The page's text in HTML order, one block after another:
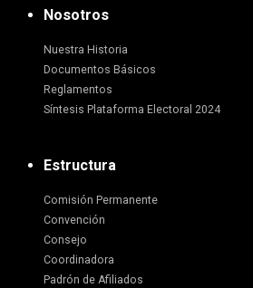
Nosotros
Nuestra Historia
Documentos Básicos
Reglamentos
Síntesis Plataforma Electoral 2024
Estructura
Comisión Permanente
Convención
Consejo
Coordinadora
Padrón de Afiliados